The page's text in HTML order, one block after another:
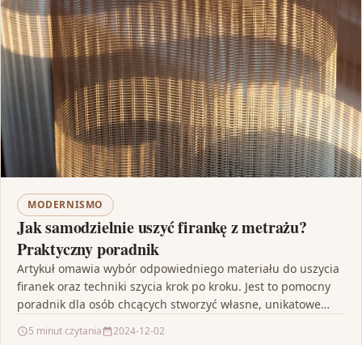
MODERNISMO
Jak samodzielnie uszyć firankę z metrażu?
Praktyczny poradnik
Artykuł omawia wybór odpowiedniego materiału do uszycia
firanek oraz techniki szycia krok po kroku. Jest to pomocny
poradnik dla osób chcących stworzyć własne, unikatowe…
5 minut czytania 2024-12-02